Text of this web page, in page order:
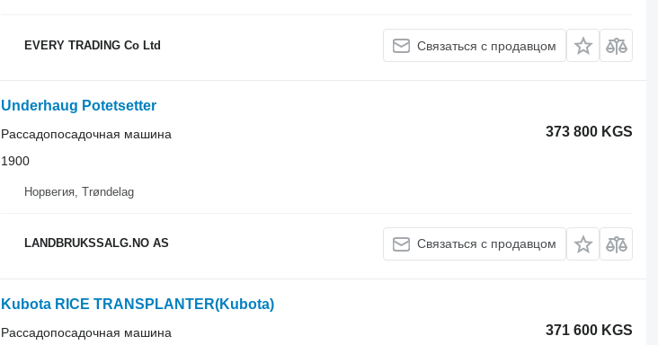
EVERY TRADING Co Ltd Связаться с продавцом
Underhaug Potetsetter
373 800 KGS
Рассадопосадочная машина
1900
Норвегия, Trøndelag
LANDBRUKSSALG.NO AS Связаться с продавцом
Kubota RICE TRANSPLANTER(Kubota)
371 600 KGS
Рассадопосадочная машина